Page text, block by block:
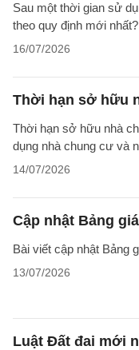
Sau một thời gian sử
theo quy định mới nhất?
16/07/2026
Thời hạn sở hữu
Thời hạn sở hữu nhà
dụng nhà chung cư và
14/07/2026
Cập nhật Bảng
Bài viết cập nhật Bảng
13/07/2026
Luật Đất đai mới